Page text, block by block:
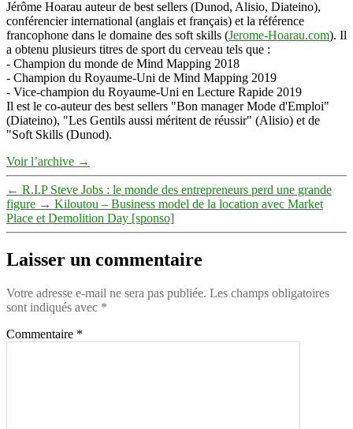
Jérôme Hoarau auteur de best sellers (Dunod, Alisio, Diateino),
conférencier international (anglais et français) et la référence
francophone dans le domaine des soft skills (Jerome-Hoarau.com). Il
a obtenu plusieurs titres de sport du cerveau tels que :
- Champion du monde de Mind Mapping 2018
- Champion du Royaume-Uni de Mind Mapping 2019
- Vice-champion du Royaume-Uni en Lecture Rapide 2019
Il est le co-auteur des best sellers "Bon manager Mode d'Emploi"
(Diateino), "Les Gentils aussi méritent de réussir" (Alisio) et de
"Soft Skills (Dunod).
Voir l’archive →
← R.I.P Steve Jobs : le monde des entrepreneurs perd une grande
figure → Kiloutou – Business model de la location avec Market
Place et Demolition Day [sponso]
Laisser un commentaire
Votre adresse e-mail ne sera pas publiée. Les champs obligatoires
sont indiqués avec *
Commentaire *